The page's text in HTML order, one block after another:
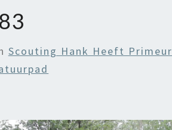
Scouting Hank Heeft Primeur